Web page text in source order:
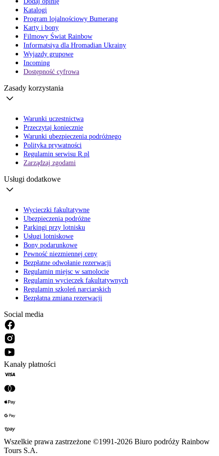
Katalogi
Program lojalnościowy Bumerang
Karty i bony
Filmowy Świat Rainbow
Informatsiya dla Hromadian Ukrainy
Wyjazdy grupowe
Incoming
Dostępność cyfrowa
Zasady korzystania
Warunki uczestnictwa
Przeczytaj koniecznie
Warunki ubezpieczenia podróżnego
Polityka prywatności
Regulamin serwisu R.pl
Zarządzaj zgodami
Usługi dodatkowe
Wycieczki fakultatywne
Ubezpieczenia podróżne
Parkingi przy lotnisku
Usługi lotniskowe
Bony podarunkowe
Pewność niezmiennej ceny
Bezpłatne odwołanie rezerwacji
Regulamin miejsc w samolocie
Regulamin wycieczek fakultatywnych
Regulamin szkoleń narciarskich
Bezpłatna zmiana rezerwacji
Social media
Kanały płatności
Wszelkie prawa zastrzeżone ©1991-2026 Biuro podróży Rainbow
Tours S.A.